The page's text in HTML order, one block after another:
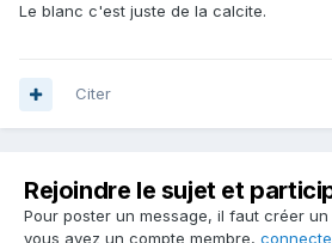
Le blanc c'est juste de la calcite.
Citer
Rejoindre le sujet et
Pour poster un message, il faut créer un
vous avez un compte membre,